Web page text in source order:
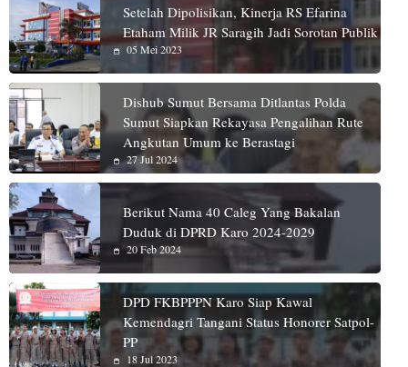
Setelah Dipolisikan, Kinerja RS Efarina
Etaham Milik JR Saragih Jadi Sorotan Publik
05 Mei 2023
Dishub Sumut Bersama Ditlantas Polda
Sumut Siapkan Rekayasa Pengalihan Rute
Angkutan Umum ke Berastagi
27 Jul 2024
Berikut Nama 40 Caleg Yang Bakalan
Duduk di DPRD Karo 2024-2029
20 Feb 2024
DPD FKBPPPN Karo Siap Kawal
Kemendagri Tangani Status Honorer Satpol-
PP
18 Jul 2023